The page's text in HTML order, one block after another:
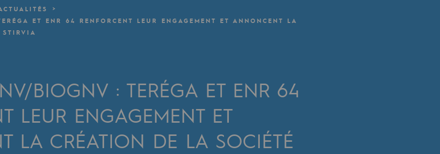
ET ENR 64 RENFORCENT LEUR ENGAGEMENT ET ANNONCENT LA
BIOGNV : TERÉGA ET ENR 64
LEUR ENGAGEMENT ET
LA CRÉATION DE LA SOCIÉTÉ